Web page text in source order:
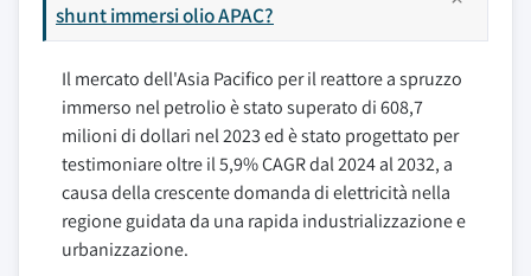
shunt immersi olio APAC?
Il mercato dell'Asia Pacifico per il reattore a spruzzo
immerso nel petrolio è stato superato di 608,7
milioni di dollari nel 2023 ed è stato progettato per
testimoniare oltre il 5,9% CAGR dal 2024 al 2032, a
causa della crescente domanda di elettricità nella
regione guidata da una rapida industrializzazione e
urbanizzazione.